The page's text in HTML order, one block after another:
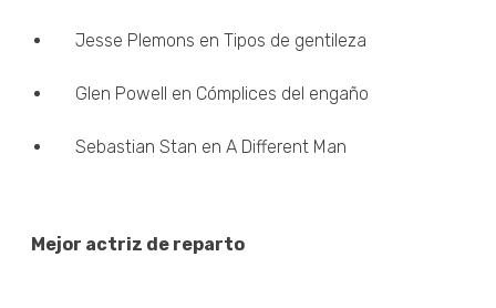
Jesse Plemons en Tipos de gentileza
Glen Powell en Cómplices del engaño
Sebastian Stan en A Different Man
Mejor actriz de reparto